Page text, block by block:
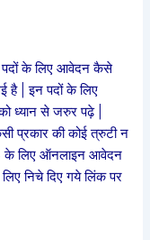
के लिए आवेदन कैसे
है | इन पदों के लिए
ध्यान से जरुर पढ़े |
प्रकार की कोई त्रुटी न
के लिए ऑनलाइन आवेदन
निचे दिए गये लिंक पर